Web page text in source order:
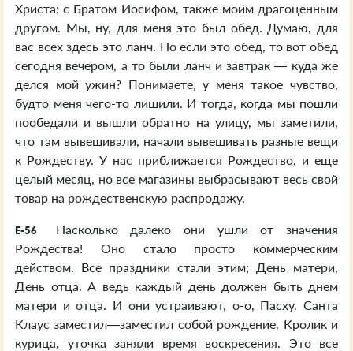
Христа; с Братом Иосифом, также моим драгоценным
другом. Мы, ну, для меня это был обед. Думаю, для
вас всех здесь это ланч. Но если это обед, то вот обед
сегодня вечером, а то были ланч и завтрак — куда же
делся мой ужин? Понимаете, у меня такое чувство,
будто меня чего-то лишили. И тогда, когда мы пошли
пообедали и вышли обратно на улицу, мы заметили,
что там вывешивали, начали вывешивать разные вещи
к Рождеству. У нас приближается Рождество, и еще
целый месяц, но все магазины выбрасывают весь свой
товар на рождественскую распродажу.
E-56
Насколько далеко они ушли от значения
Рождества! Оно стало просто коммерческим
действом. Все праздники стали этим; День матери,
День отца. А ведь каждый день должен быть днем
матери и отца. И они устраивают, о-о, Пасху. Санта
Клаус заместил—заместил собой рождение. Кролик и
курица, уточка заняли время воскресения. Это все